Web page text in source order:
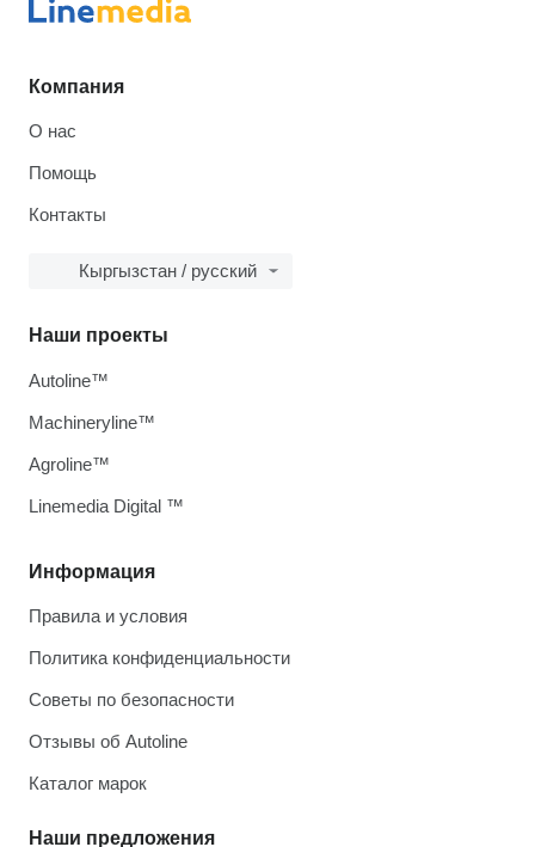
Компания
О нас
Помощь
Контакты
Кыргызстан / русский
Информация
Правила и условия
Политика конфиденциальности
Советы по безопасности
Отзывы об Autoline
Каталог марок
Наши предложения
Наши проекты
Autoline™
Machineryline™
Agroline™
Linemedia Digital ™